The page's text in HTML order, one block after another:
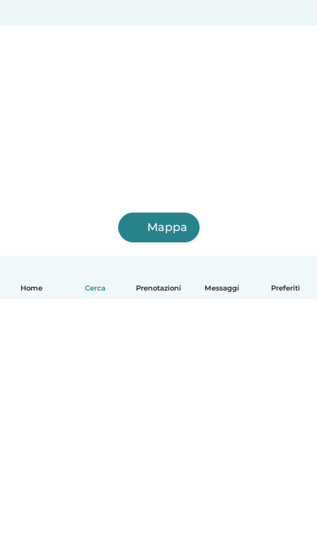
Home Cerca Prenotazioni Messaggi Preferiti
Mappa